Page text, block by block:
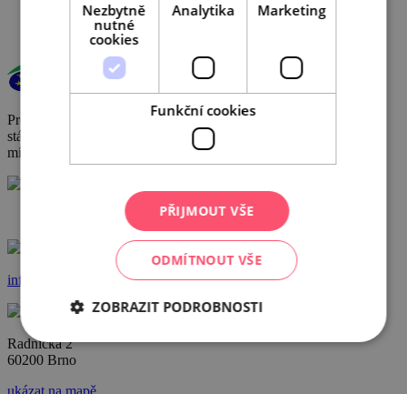
Provoz a činnost DMO byly podpořeny za přispění prostředků
státního rozpočtu České republiky z programu Ministerstva pro
místní rozvoj.
+420 602 162 829
info@ccrjm.cz
Radnická 2
60200 Brno
Nezbytně
nutné
cookies
Analytika Marketing
Funkční cookies
PŘIJMOUT VŠE
ODMÍTNOUT VŠE
ZOBRAZIT PODROBNOSTI